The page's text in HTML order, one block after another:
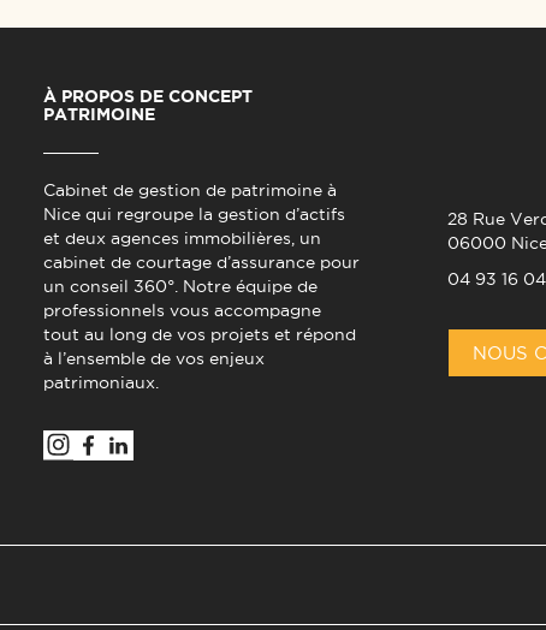
À PROPOS DE CONCEPT
PATRIMOINE
Cabinet de gestion de patrimoine à
Nice qui regroupe la gestion d’actifs
et deux agences immobilières, un
cabinet de courtage d’assurance pour
un conseil 360°. Notre équipe de
professionnels vous accompagne
tout au long de vos projets et répond
à l’ensemble de vos enjeux
patrimoniaux.
28 Rue
06000
04 93 16
NOUS